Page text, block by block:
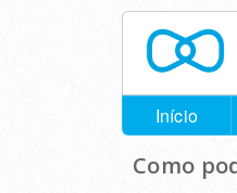
Início
Como